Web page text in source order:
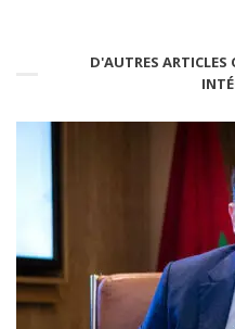
D'AUTRES